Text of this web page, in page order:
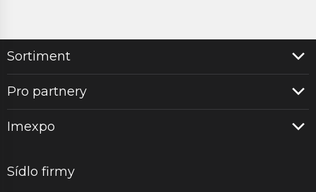
Sortiment
Pro partnery
Imexpo
Sídlo firmy